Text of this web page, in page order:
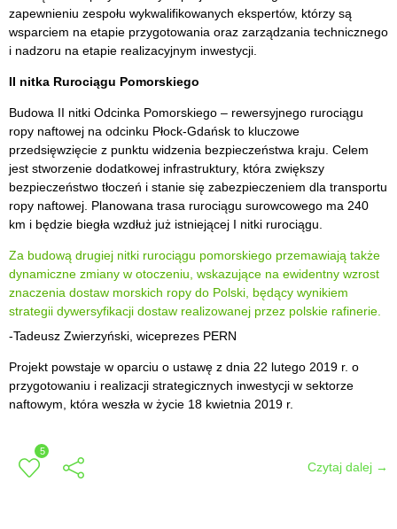
zapewnieniu zespołu wykwalifikowanych ekspertów, którzy są
wsparciem na etapie przygotowania oraz zarządzania technicznego
i nadzoru na etapie realizacyjnym inwestycji.
II nitka Rurociągu Pomorskiego
Budowa II nitki Odcinka Pomorskiego – rewersyjnego rurociągu
ropy naftowej na odcinku Płock-Gdańsk to kluczowe
przedsięwzięcie z punktu widzenia bezpieczeństwa kraju. Celem
jest stworzenie dodatkowej infrastruktury, która zwiększy
bezpieczeństwo tłoczeń i stanie się zabezpieczeniem dla transportu
ropy naftowej. Planowana trasa rurociągu surowcowego ma 240
km i będzie biegła wzdłuż już istniejącej I nitki rurociągu.
Za budową drugiej nitki rurociągu pomorskiego przemawiają także
dynamiczne zmiany w otoczeniu, wskazujące na ewidentny wzrost
znaczenia dostaw morskich ropy do Polski, będący wynikiem
strategii dywersyfikacji dostaw realizowanej przez polskie rafinerie.
-Tadeusz Zwierzyński, wiceprezes PERN
Projekt powstaje w oparciu o ustawę z dnia 22 lutego 2019 r. o
przygotowaniu i realizacji strategicznych inwestycji w sektorze
naftowym, która weszła w życie 18 kwietnia 2019 r.
5
Czytaj dalej →